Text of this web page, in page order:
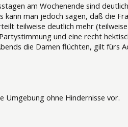
am Wochenende sind
man jedoch sagen, daß die
teilweise deutlich mehr
und eine recht
die Damen flüchten, gilt fürs
Umgebung ohne Hindernisse vor.